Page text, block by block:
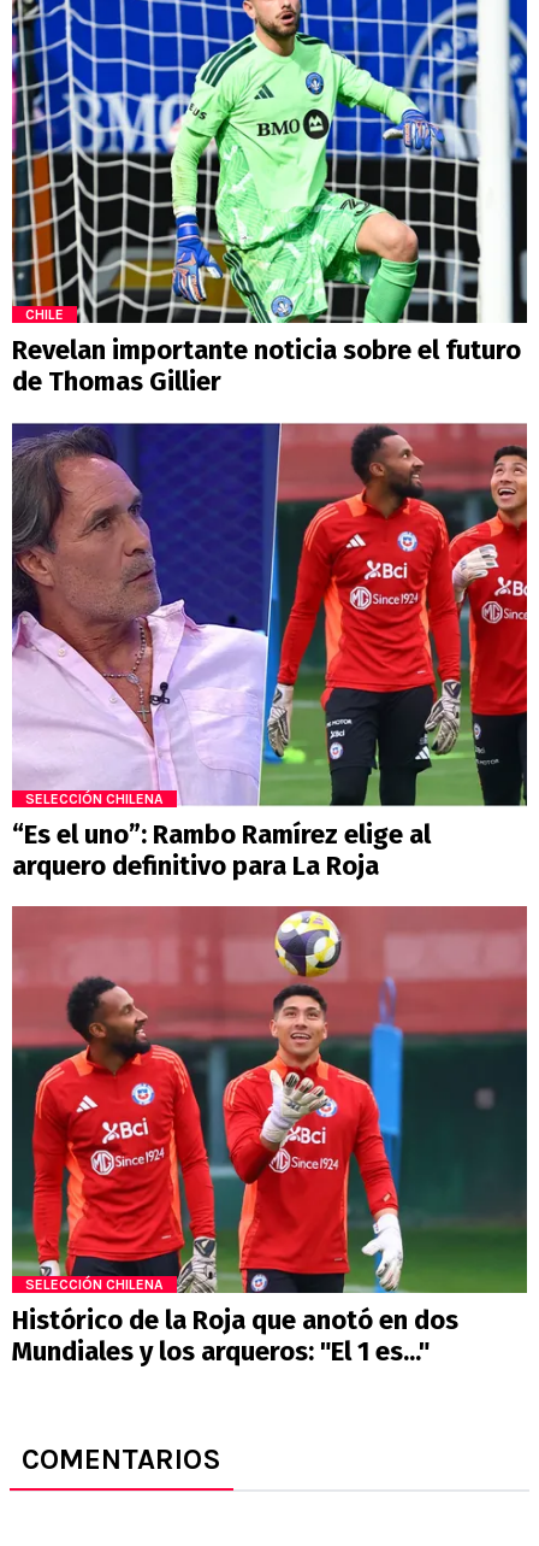
CHILE
Revelan importante noticia sobre el futuro
de Thomas Gillier
SELECCIÓN CHILENA
“Es el uno”: Rambo Ramírez elige al
arquero definitivo para La Roja
SELECCIÓN CHILENA
Histórico de la Roja que anotó en dos
Mundiales y los arqueros: "El 1 es..."
COMENTARIOS